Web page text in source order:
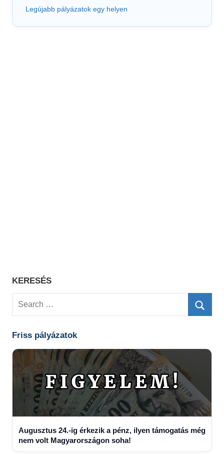
Legújabb pályázatok egy helyen
KERESÉS
Search
Friss pályázatok
Augusztus 24.-ig érkezik a pénz, ilyen támogatás még
nem volt Magyarországon soha!